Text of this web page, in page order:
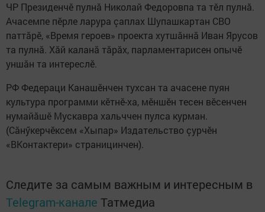
ЧР Президенчӗ пулнă Николай Федоровпа та тӗл пулнă.
Ачасемпе пӗрле ларура çаплах Шупашкартан СВО
паттăрӗ, «Время героев» проекта хутшăннă Иван Ярусов
та пулнă. Хăй каланă тăрăх, парламентарисен опычӗ
уншăн та интереслӗ.
РФ Федераци Канашӗнчен тухсан та ачасене пуян
культура программи кӗтнӗ-ха, мӗншӗн тесен вӗсенчен
нумайăшӗ Мускавра хальччен пулса курман.
(Сăнӳкерчӗксем «Хыпар» Издательство çурчӗн
«ВКонтактери» страницинчен).
Следите за самым важным и интересным в
Telegram-канале Татмедиа